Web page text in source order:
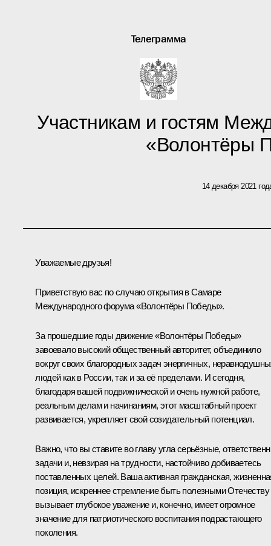
Телеграмма
Участникам и гостям
«Волонтёры
14 декабря 2021
Уважаемые друзья!
Приветствую вас по случаю открытия в Самаре
Международного форума «Волонтёры Победы».
За прошедшие годы движение «Волонтёры Победы»
завоевало высокий общественный авторитет, объединило
вокруг своих благородных задач энергичных,
людей как в России, так и за её пределами. И сегодня,
благодаря вашей подвижнической и очень нужной работе,
реальным делам и начинаниям, этот масштабный проект
развивается, укрепляет свой созидательный потенциал.
Важно, что вы ставите во главу угла серьёзные,
задачи и, невзирая на трудности, настойчиво добиваетесь
поставленных целей. Ваша активная гражданская,
позиция, искреннее стремление быть полезными Отечеству
вызывает глубокое уважение и, конечно, имеет огромное
значение для патриотического воспитания подрастающего
поколения.